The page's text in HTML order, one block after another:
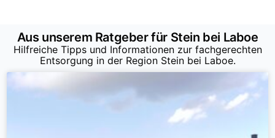
Aus unserem Ratgeber für Stein bei Laboe
Hilfreiche Tipps und Informationen zur fachgerechten
Entsorgung in der Region Stein bei Laboe.